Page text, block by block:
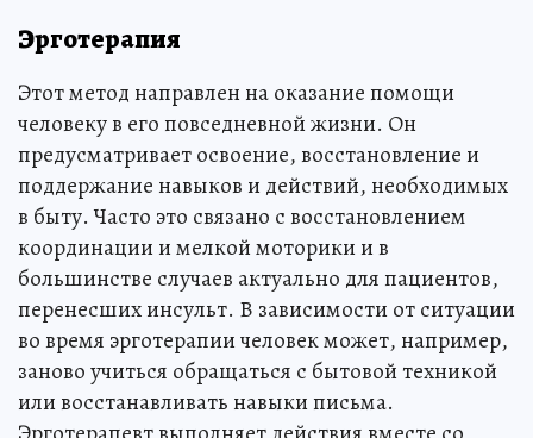
Эрготерапия
Этот метод направлен на оказание помощи
человеку в его повседневной жизни. Он
предусматривает освоение, восстановление и
поддержание навыков и действий, необходимых
в быту. Часто это связано с восстановлением
координации и мелкой моторики и в
большинстве случаев актуально для пациентов,
перенесших инсульт. В зависимости от ситуации
во время эрготерапии человек может, например,
заново учиться обращаться с бытовой техникой
или восстанавливать навыки письма.